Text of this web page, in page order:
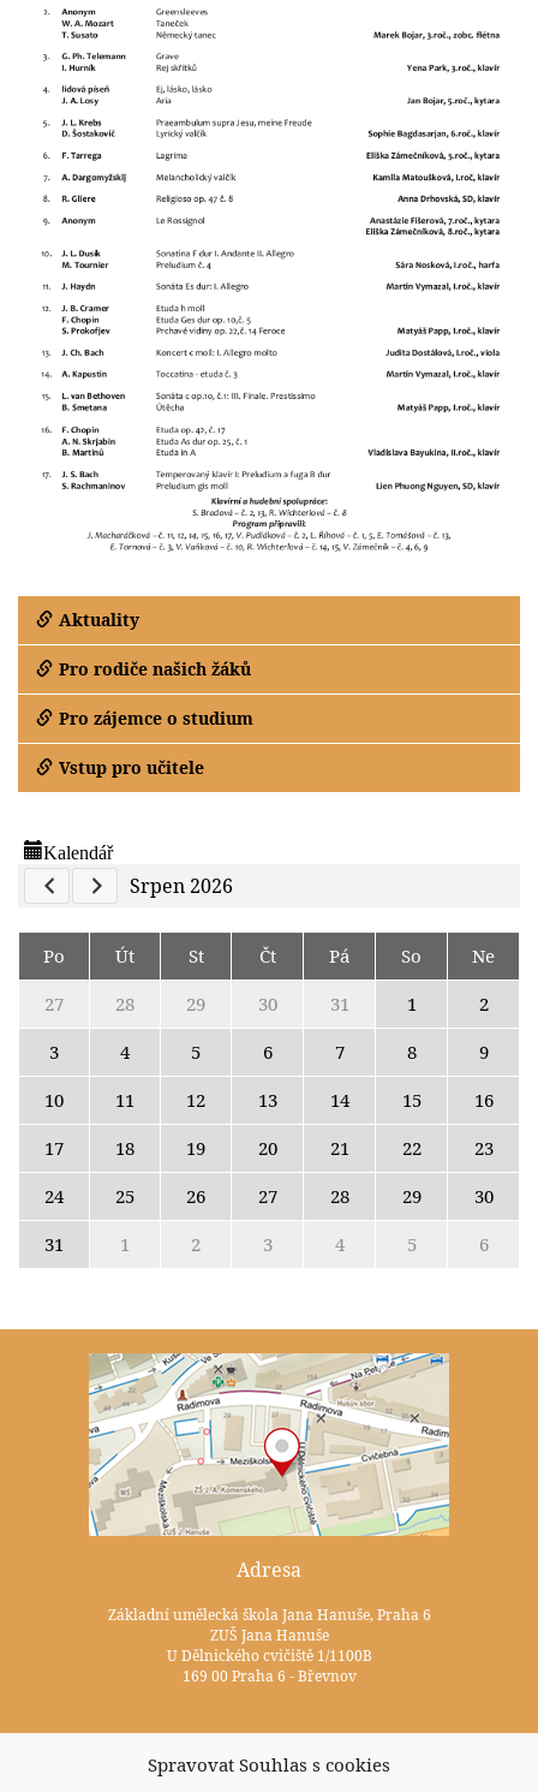
Spravovat Souhlas s cookies
Aktuality
Pro rodiče našich žáků
Pro zájemce o studium
Vstup pro učitele
Kalendář
Previous Calendar
Next Calendar
Srpen 2026
Po Út St Čt Pá So
Ne
27
28 29 30 31 1
2
3
4 5 6 7 8
9
10
11 12 13 14 15
16
17
18 19 20 21 22
23
24
25 26 27 28 29
30
31
1 2 3 4 5 6
Adresa
Základní umělecká škola Jana Hanuše, Praha 6
ZUŠ Jana Hanuše
U Dělnického cvičiště 1/1100B
169 00 Praha 6 - Břevnov